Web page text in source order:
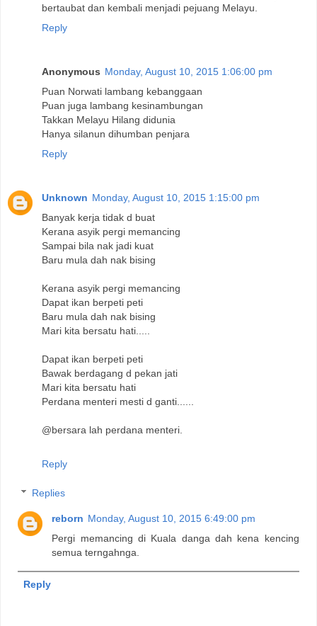
bertaubat dan kembali menjadi pejuang Melayu.
Reply
Anonymous Monday, August 10, 2015 1:06:00 pm
Puan Norwati lambang kebanggaan
Puan juga lambang kesinambungan
Takkan Melayu Hilang didunia
Hanya silanun dihumban penjara
Reply
Unknown Monday, August 10, 2015 1:15:00 pm
Banyak kerja tidak d buat
Kerana asyik pergi memancing
Sampai bila nak jadi kuat
Baru mula dah nak bising
Kerana asyik pergi memancing
Dapat ikan berpeti peti
Baru mula dah nak bising
Mari kita bersatu hati.....
Dapat ikan berpeti peti
Bawak berdagang d pekan jati
Mari kita bersatu hati
Perdana menteri mesti d ganti......
@bersara lah perdana menteri.
Reply
Replies
reborn Monday, August 10, 2015 6:49:00 pm
Pergi memancing di Kuala danga dah kena kencing
semua terngahnga.
Reply